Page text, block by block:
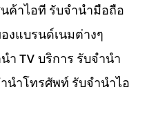
ค้าไอที รับจำนำมือถือ
งแบรนด์เนมต่างๆ
ำ TV บริการ รับจำนำ
นำโทรศัพท์ รับจำนำไอ